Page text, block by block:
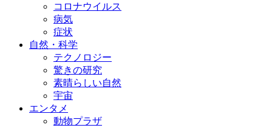
コロナウイルス
病気
症状
自然・科学
テクノロジー
驚きの研究
素晴らしい自然
宇宙
エンタメ
動物プラザ